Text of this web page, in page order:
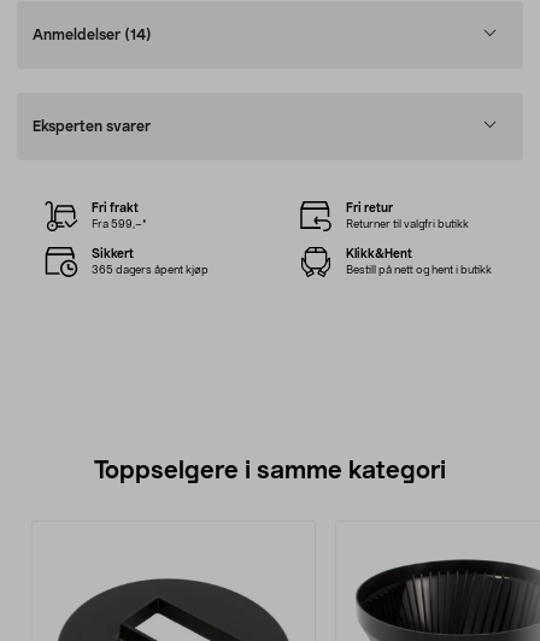
Anmeldelser (14)
Eksperten svarer
Fri frakt
Fra 599,–*
Fri retur
Returner til valgfri butikk
Sikkert
365 dagers åpent kjøp
Klikk&Hent
Bestill på nett og hent i butikk
Toppselgere i samme kategori